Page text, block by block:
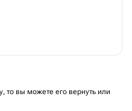
то вы можете его вернуть или